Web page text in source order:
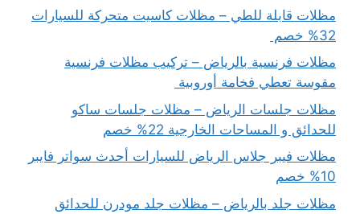
مظلات قابلة للطي – مظلات كاسيت متحركة للسيارات
32% خصم
مظلات فرنسية بالرياض – تركيب مظلات فرنسية
مقوسة تعطي فخامة أوروبية
مظلات جلسات الرياض – مظلات جلسات ساكو
للحدائق و المساحات الخارجية 22% خصم
مظلات فيبر جلاس الرياض للسيارات أحدث سواتر فايبر
10% خصم
مظلات جلد بالرياض – مظلات جلد مودرن للحدائق